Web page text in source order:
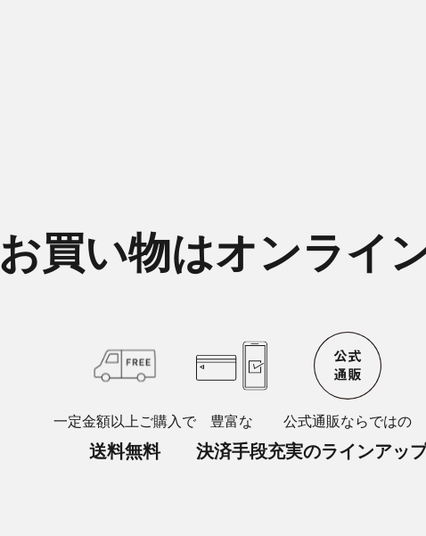
お買い物はオンライ
一定金額以上ご購入で
送料無料
豊富な
決済手段
公式通販ならではの
充実のラインアッ